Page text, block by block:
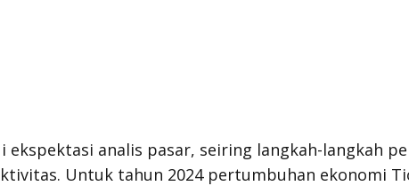
ekspektasi analis pasar, seiring langkah-langkah
Untuk tahun 2024 pertumbuhan ekonomi